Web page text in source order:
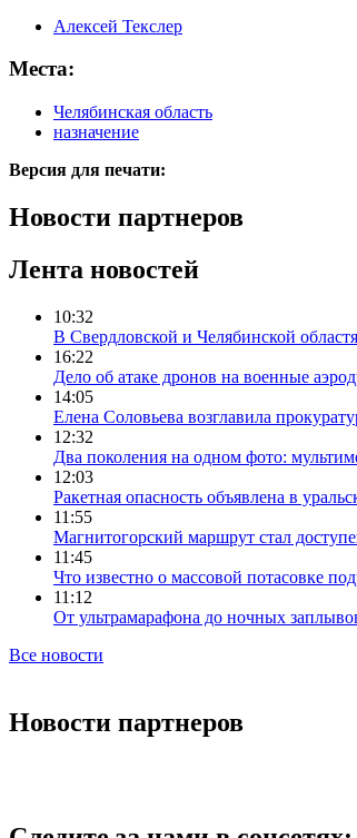
Алексей Текслер
Места:
Челябинская область
назначение
Версия для печати:
Новости партнеров
Лента новостей
10:32
В Свердловской и Челябинской
16:22
Дело об атаке дронов на военные
14:05
Елена Соловьева возглавила
12:32
Два поколения на одном фото:
12:03
Ракетная опасность объявлена в
11:55
Магнитогорский маршрут стал
11:45
Что известно о массовой потасовке
11:12
От ультрамарафона до ночных
Все новости
Новости партнеров